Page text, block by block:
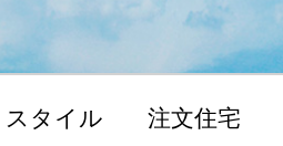
スタイル 注文住宅